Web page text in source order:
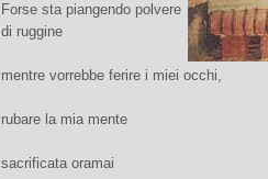
Forse sta piangendo polvere
di ruggine
mentre vorrebbe ferire i miei occhi,
rubare la mia mente
sacrificata oramai